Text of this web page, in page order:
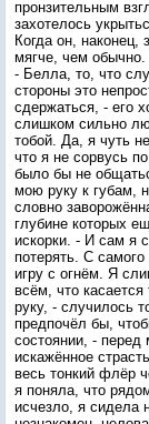
пронзительным
захотелось
Когда он, наконец,
мягче, чем обычно.
- Белла, то, что
стороны это
сдержаться, - его
слишком сильно
тобой. Да, я чуть
что я не сорвусь
было бы не
мою руку к губам,
словно
глубине которых
искорки. - И сам я
потерять. С
игру с огнём. Я
всём, что
руку, - случилось
предпочёл бы,
состоянии, - перед
искажённое
весь тонкий флёр
я поняла, что
исчезло, я сидела